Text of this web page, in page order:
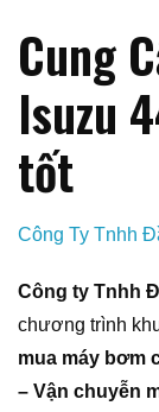
Cung
Isuzu
tốt
Công Ty Tnhh
Công ty Tnhh
chương trình
mua máy bơm
– Vận chuyễn